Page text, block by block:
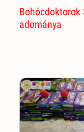
Bohócdoktorok
adománya